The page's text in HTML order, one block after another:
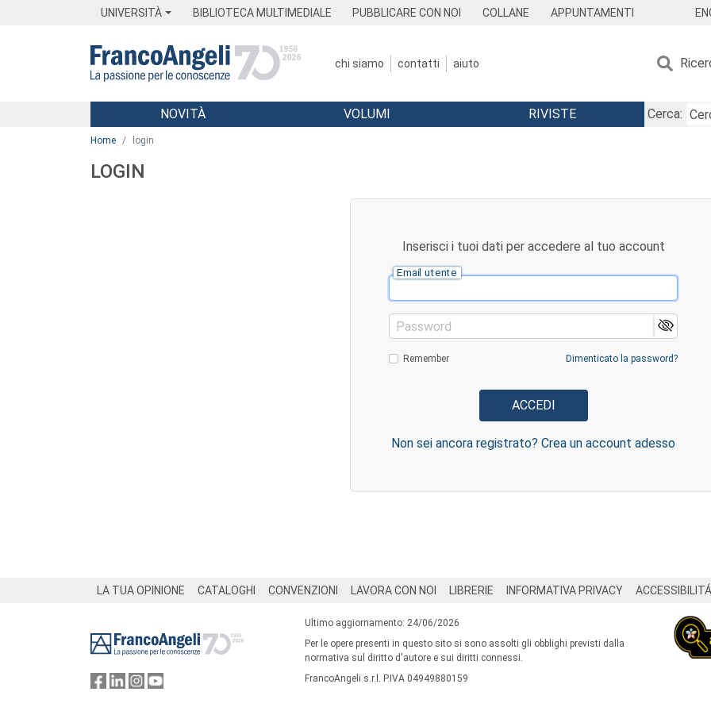
UNIVERSITÀ BIBLIOTECA MULTIMEDIALE PUBBLICARE CON NOI COLLANE APPUNTAMENTI
chi siamo contatti aiuto
Menu
NOVITÀ VOLUMI RIVISTE
Cerca:
Home login
LOGIN
Inserisci i tuoi dati per accedere al tuo account
Email utente
Password
Remember Dimenticato la password?
Non sei ancora registrato? Crea un account adesso
LA TUA OPINIONE CATALOGHI CONVENZIONI LAVORA CON NOI LIBRERIE INFORMATIVA PRIVACY ACCESSIBILITÁ
Ultimo aggiornamento: 24/06/2026
Per le opere presenti in questo sito si sono assolti gli obblighi previsti dalla
normativa sul diritto d'autore e sui diritti connessi.
FrancoAngeli s.r.l. P.IVA 04949880159